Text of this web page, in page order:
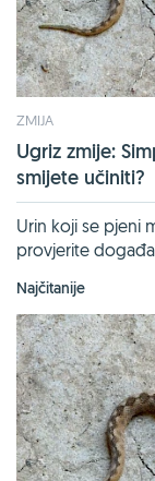
ZMIJA
Ugriz zmije:
smijete učiniti?
Urin koji se pjeni
provjerite
Najčitanije